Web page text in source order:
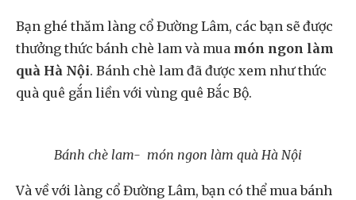
Bạn ghé thăm làng cổ Đường Lâm, các bạn sẽ được
thưởng thức bánh chè lam và mua món ngon làm
quà Hà Nội. Bánh chè lam đã được xem như thức
quà quê gắn liền với vùng quê Bắc Bộ.
Bánh chè lam- món ngon làm quà Hà Nội
Và về với làng cổ Đường Lâm, bạn có thể mua bánh